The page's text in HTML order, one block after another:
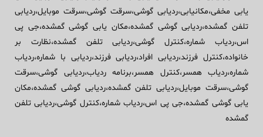
یابی مخفی،مکانیابی،ردیابی گوشی،سرقت گوشی،سرقت موبایل،ردیابی
تلفن گمشده،ردیابی گوشی گمشده،مکان یابی گوشی گمشده،جی پی
اس،ردیاب شماره،کنترل گوشی،ردیابی تلفن گمشده،نظارت بر
خانواده،کنترل فرزند،ردیابی افراد،ردیابی فرزند،ردیابی با شماره،ردیاب
شماره،ردیاب همسر،کنترل همسر،برنامه ردیاب،ردیابی گوشی،سرقت
گوشی،سرقت موبایل،ردیابی تلفن گمشده،ردیابی گوشی گمشده،مکان
یابی گوشی گمشده،جی پی اس،ردیاب شماره،کنترل گوشی،ردیابی تلفن
گمشده